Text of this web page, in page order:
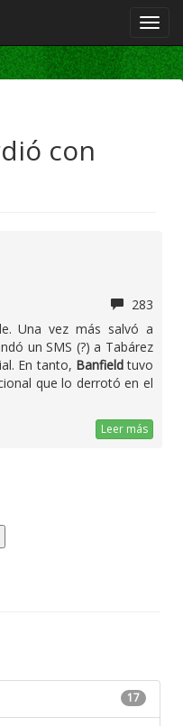
con
283
Una vez más salvó a
un SMS (?) a Tabárez
En tanto, Banfieldtuvo
que lo derrotó en el
Leer más
17